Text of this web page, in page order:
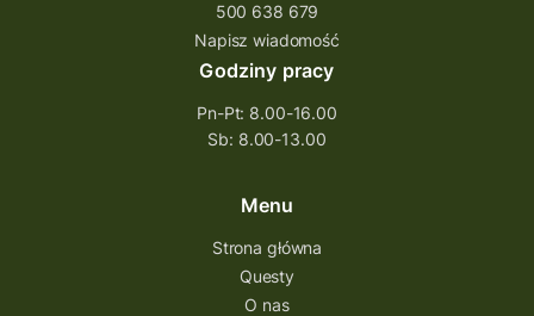
500 638 679
Napisz wiadomość
Godziny pracy
Pn-Pt: 8.00-16.00
Sb: 8.00-13.00
Menu
Strona główna
Questy
O nas